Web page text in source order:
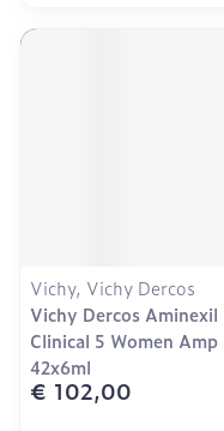
Vichy, Vichy Dercos
Vichy Dercos Aminexil
Clinical 5 Women Amp
42x6ml
€ 102,00